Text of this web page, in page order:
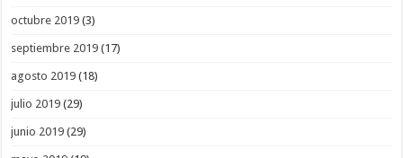
octubre 2019 (3)
septiembre 2019 (17)
agosto 2019 (18)
julio 2019 (29)
junio 2019 (29)